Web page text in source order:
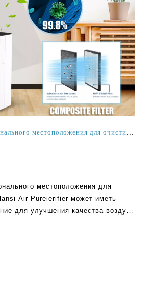
Выбор функционального местоположения для очистителя воздуха Оланни
местоположения для
Air Pureierifier может иметь
для улучшения качества воздуха
получает максимум из машины.